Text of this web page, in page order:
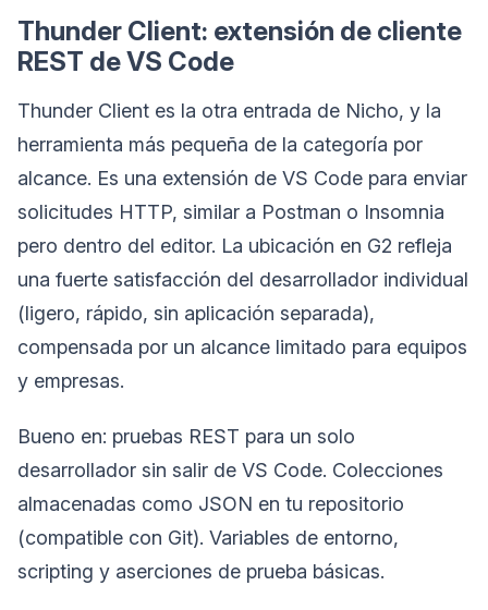
Thunder Client: extensión de cliente
REST de VS Code
Thunder Client es la otra entrada de Nicho, y la
herramienta más pequeña de la categoría por
alcance. Es una extensión de VS Code para enviar
solicitudes HTTP, similar a Postman o Insomnia
pero dentro del editor. La ubicación en G2 refleja
una fuerte satisfacción del desarrollador individual
(ligero, rápido, sin aplicación separada),
compensada por un alcance limitado para equipos
y empresas.
Bueno en: pruebas REST para un solo
desarrollador sin salir de VS Code. Colecciones
almacenadas como JSON en tu repositorio
(compatible con Git). Variables de entorno,
scripting y aserciones de prueba básicas.